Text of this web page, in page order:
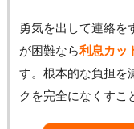
勇気を出して連絡を
が困難なら利息カッ
す。根本的な負担を
クを完全になくすこ